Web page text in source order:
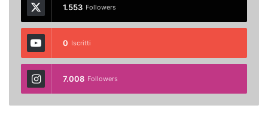
1.553 Followers
0 Iscritti
7.008 Followers